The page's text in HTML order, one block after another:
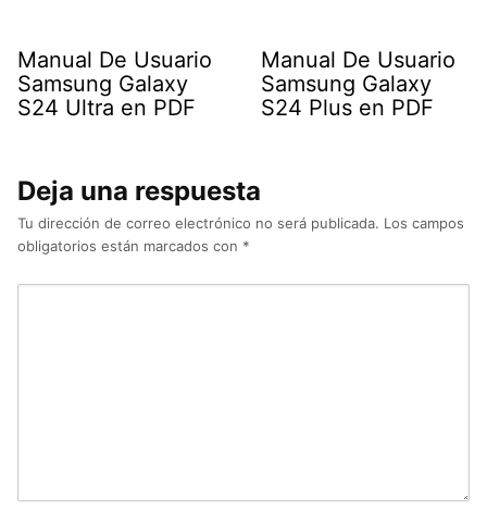
Manual De Usuario
Samsung Galaxy
S24 Ultra en PDF
Manual De Usuario
Samsung Galaxy
S24 Plus en PDF
Deja una respuesta
Tu dirección de correo electrónico no será publicada. Los campos
obligatorios están marcados con *